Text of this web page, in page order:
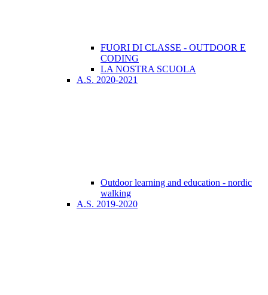
FUORI DI CLASSE - OUTDOOR E
CODING
LA NOSTRA SCUOLA
A.S. 2020-2021
Outdoor learning and education - nordic
walking
A.S. 2019-2020